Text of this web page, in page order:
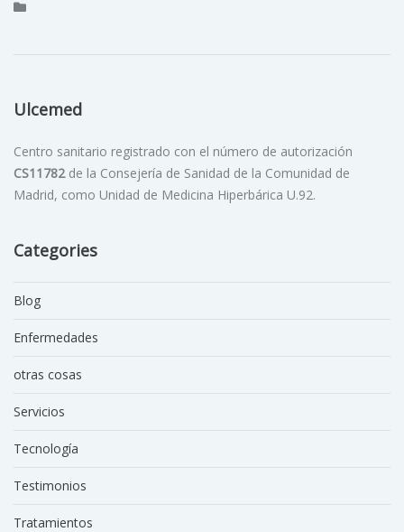
Ulcemed
Centro sanitario registrado con el número de autorización
CS11782de la Consejería de Sanidad de la Comunidad de
Madrid, como Unidad de Medicina Hiperbárica U.92.
Categories
Blog
Enfermedades
otras cosas
Servicios
Tecnología
Testimonios
Tratamientos